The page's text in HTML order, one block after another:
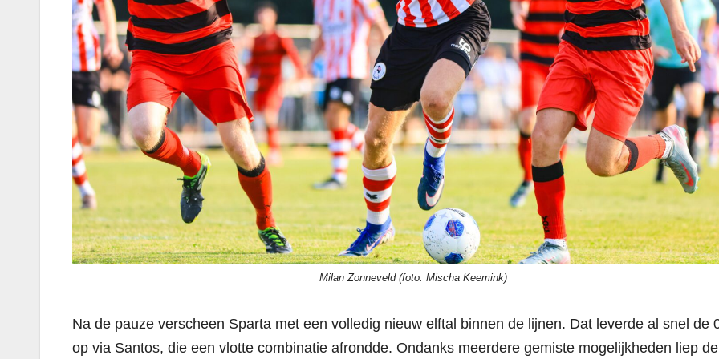
Milan Zonneveld (foto: Mischa Keemink)
Na de pauze verscheen Sparta met een volledig nieuw elftal binnen de lijnen. Dat leverde al snel de
op via Santos, die een vlotte combinatie afrondde. Ondanks meerdere gemiste mogelijkheden liep de